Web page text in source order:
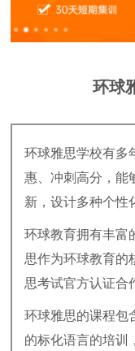
环球
环球雅思学校有多
惠、冲刺高分，能
新，设计多种个性
环球教育拥有丰富
思作为环球教育的
思考试官方认证合
环球雅思的课程包
的标化语言的培训